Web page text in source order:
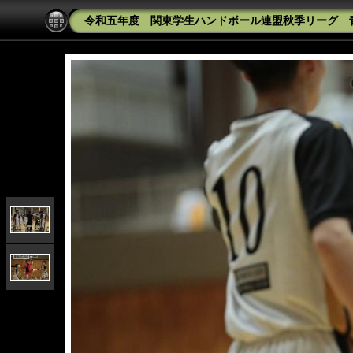
令和五年度 関東学生ハンドボール連盟秋季リー